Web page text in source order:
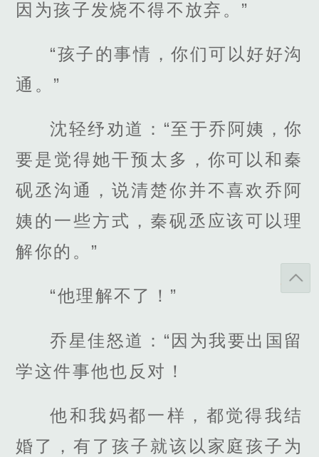
因为孩子发烧不得不放弃。”
“孩子的事情，你们可以好好沟
通。”
沈轻纾劝道：“至于乔阿姨，你
要是觉得她干预太多，你可以和秦
砚丞沟通，说清楚你并不喜欢乔阿
姨的一些方式，秦砚丞应该可以理
解你的。”
“他理解不了！”
乔星佳怒道：“因为我要出国留
学这件事他也反对！
他和我妈都一样，都觉得我结
婚了，有了孩子就该以家庭孩子为